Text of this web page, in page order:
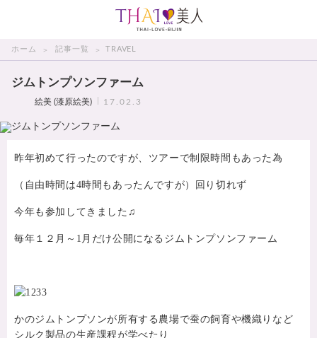
ホーム 記事一覧 TRAVEL
ジムトンプソンファーム
絵美 (漆原絵美) 17.02.3
昨年初めて行ったのですが、ツアーで制限時間もあった為
（自由時間は4時間もあったんですが）回り切れず
今年も参加してきました♫
毎年１２月～1月だけ公開になるジムトンプソンファーム
かのジムトンプソンが所有する農場で蚕の飼育や機織りなど
シルク製品の生産課程が学べたり